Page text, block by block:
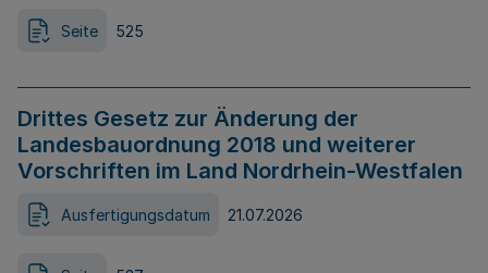
Seite 525
Drittes Gesetz zur Änderung der
Landesbauordnung 2018 und weiterer
Vorschriften im Land Nordrhein-Westfalen
Ausfertigungsdatum 21.07.2026